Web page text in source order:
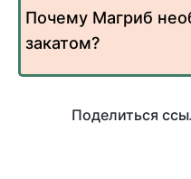
Почему Магриб
закатом?
Поделиться